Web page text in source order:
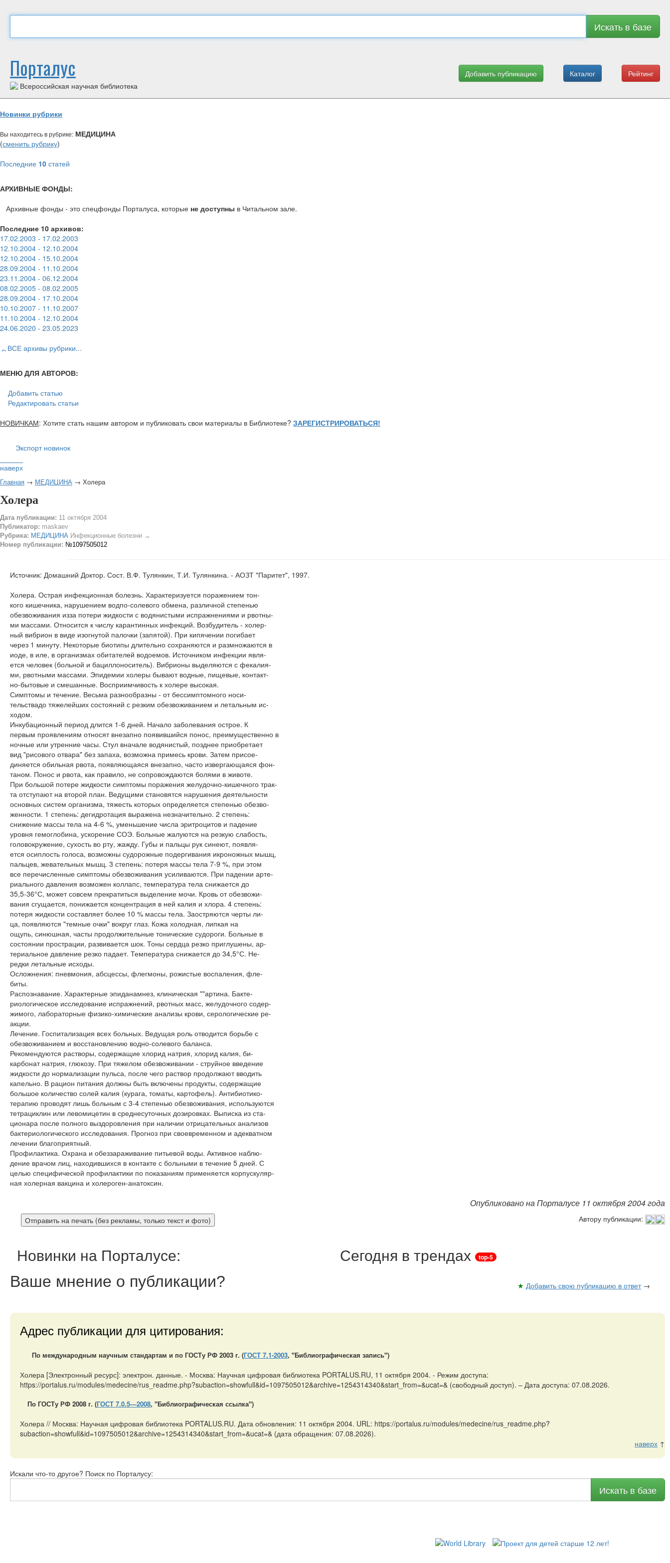
Искать в базе
Рейтинг
Каталог
Добавить публикацию
Порталус
Всероссийская научная библиотека
Новинки рубрики
Вы находитесь в рубрике: МЕДИЦИНА
(сменить рубрику)
Последние 10 статей
АРХИВНЫЕ ФОНДЫ:
Архивные фонды - это спецфонды Порталуса, которые не доступны в Читальном зале.
Последние 10 архивов:
17.02.2003 - 17.02.2003
12.10.2004 - 12.10.2004
12.10.2004 - 15.10.2004
28.09.2004 - 11.10.2004
23.11.2004 - 06.12.2004
08.02.2005 - 08.02.2005
28.09.2004 - 17.10.2004
10.10.2007 - 11.10.2007
11.10.2004 - 12.10.2004
24.06.2020 - 23.05.2023
ВСЕ архивы рубрики...
МЕНЮ ДЛЯ АВТОРОВ:
Добавить статью
Редактировать статьи
НОВИЧКАМ: Хотите стать нашим автором и публиковать свои материалы в Библиотеке? ЗАРЕГИСТРИРОВАТЬСЯ!
Экспорт новинок
наверх
Главная → МЕДИЦИНА → Холера
Холера
Дата публикации: 11 октября 2004
Публикатор: maskaev
Рубрика: МЕДИЦИНА Инфекционные болезни →
Номер публикации: №1097505012
Источник: Домашний Доктор. Сост. В.Ф. Тулянкин, Т.И. Тулянкина. - АОЗТ "Паритет", 1997.
Холера. Острая инфекционная болезнь. Характеризуется поражением тон-
кого кишечника, нарушением водпо-солевого обмена, различной степенью
обезвоживания изза потери жидкости с водянистыми испражнениями и рвотны-
ми массами. Относится к числу карантинных инфекций. Возбудитель - холер-
ный вибрион в виде изогнутой палочки (запятой). При кипячении погибает
через 1 минуту. Некоторые биотипы длительно сохраняются и размножаются в
иоде, в иле, в организмах обитателей водоемов. Источником инфекции явля-
ется человек (больной и бациллоноситель). Вибрионы выделяются с фекалия-
ми, рвотными массами. Эпидемии холеры бывают водные, пищевые, контакт-
но-бытовые и смешанные. Восприимчивость к холере высокая.
Симптомы и течение. Весьма разнообразны - от бессимптомного носи-
тельствадо тяжелейших состояний с резким обезвоживанием и летальным ис-
ходом.
Инкубационный период длится 1-6 дней. Начало заболевания острое. К
первым проявлениям относят внезапно появившийся понос, преимущественно в
ночные или утренние часы. Стул вначале водянистый, позднее приобретает
вид "рисового отвара" без запаха, возможна примесь крови. Затем присое-
диняется обильная рвота, появляющаяся внезапно, часто извергающаяся фон-
таном. Понос и рвота, как правило, не сопровождаются болями в животе.
При большой потере жидкости симптомы поражения желудочно-кишечного трак-
та отступают на второй план. Ведущими становятся нарушения деятельности
основных систем организма, тяжесть которых определяется степенью обезво-
женности. 1 степень: дегидротация выражена незначительно. 2 степень:
снижение массы тела на 4-6 %, уменьшение числа эритроцитов и падение
уровня гемоглобина, ускорение СОЭ. Больные жалуются на резкую слабость,
головокружение, сухость во рту, жажду. Губы и пальцы рук синеют, появля-
ется осиплость голоса, возможны судорожные подергивания икроножных мышц,
пальцев, жевательных мышц. 3 степень: потеря массы тела 7-9 %, при этом
все перечисленные симптомы обезвоживания усиливаются. При падении арте-
риального давления возможен коллапс, температура тела снижается до
35,5-36°С, может совсем прекратиться выделение мочи. Кровь от обезвожи-
вания сгущается, понижается концентрация в ней калия и хлора. 4 степень:
потеря жидкости составляет более 10 % массы тела. Заостряются черты ли-
ца, появляются "темные очки" вокруг глаз. Кожа холодная, липкая на
ощупь, синюшная, часты продолжительные тонические судороги. Больные в
состоянии прострации, развивается шок. Тоны сердца резко приглушены, ар-
териальное давление резко падает. Температура снижается до 34,5°С. Не-
редки летальные исходы.
Осложнения: пневмония, абсцессы, флегмоны, рожистые воспаления, фле-
биты.
Распознавание. Характерные эпиданамнез, клиническая ""артина. Бакте-
риологическое исследование испражнений, рвотных масс, желудочного содер-
жимого, лабораторные физико-химические анализы крови, серологические ре-
акции.
Лечение. Госпитализация всех больных. Ведущая роль отводится борьбе с
обезвоживанием и восстановлению водно-солевого баланса.
Рекомендуются растворы, содержащие хлорид натрия, хлорид калия, би-
карбонат натрия, глюкозу. При тяжелом обезвоживании - струйное введение
жидкости до нормализации пульса, после чего раствор продолжают вводить
капельно. В рацион питания должны быть включены продукты, содержащие
большое количество солей калия (курага, томаты, картофель). Антибиотико-
терапию проводят лишь больным с 3-4 степенью обезвоживания, используются
тетрациклин или левомицетин в среднесуточных дозировках. Выписка из ста-
ционара после полного выздоровления при наличии отрицательных анализов
бактериологического исследования. Прогноз при своевременном и адекватном
лечении благоприятный.
Профилактика. Охрана и обеззараживание питьевой воды. Активное наблю-
дение врачом лиц, находившихся в контакте с больными в течение 5 дней. С
целью специфической профилактики по показаниям применяется корпускуляр-
ная холерная вакцина и холероген-анатоксин.
Опубликовано на Порталусе 11 октября 2004 года
Автору публикации:
Новинки на Порталусе: Сегодня в трендах top-5
★ Добавить свою публикацию в ответ→
Ваше мнение о публикации?
Адрес публикации для цитирования:
По международным научным стандартам и по ГОСТу РФ 2003 г. (ГОСТ 7.1-2003, "Библиографическая запись")
Холера [Электронный ресурс]: электрон. данные. - Москва: Научная цифровая библиотека PORTALUS.RU, 11 октября 2004. - Режим доступа:
https://portalus.ru/modules/medecine/rus_readme.php?subaction=showfull&id=1097505012&archive=1254314340&start_from=&ucat=& (свободный доступ). – Дата доступа: 07.08.2026.
По ГОСТу РФ 2008 г. (ГОСТ 7.0.5—2008, "Библиографическая ссылка")
Холера // Москва: Научная цифровая библиотека PORTALUS.RU. Дата обновления: 11 октября 2004. URL: https://portalus.ru/modules/medecine/rus_readme.php?
subaction=showfull&id=1097505012&archive=1254314340&start_from=&ucat=& (дата обращения: 07.08.2026).
наверх ↑
Искали что-то другое? Поиск по Порталусу:
Искать в базе